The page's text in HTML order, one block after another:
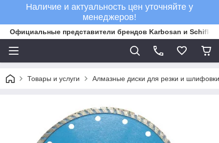
Наличие и актуальность цен уточняйте у
менеджеров!
Официальные представители брендов Karbosan и Schifler
Товары и услуги Алмазные диски для резки и